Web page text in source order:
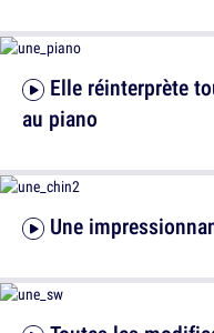
Une
au piano